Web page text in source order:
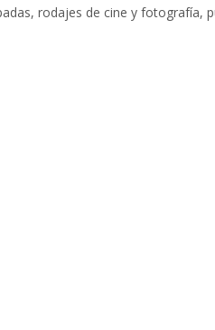
rodajes de cine y